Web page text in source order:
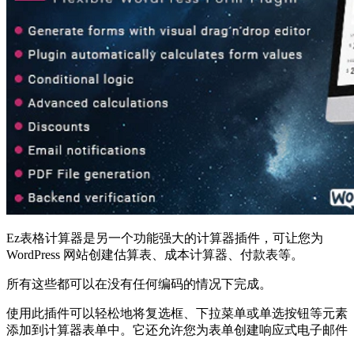
Ez表格计算器是另一个功能强大的计算器插件，可让您为
WordPress 网站创建估算表、成本计算器、付款表等。
所有这些都可以在没有任何编码的情况下完成。
使用此插件可以轻松地将复选框、下拉菜单或单选按钮等元素
添加到计算器表单中。它还允许您为表单创建响应式电子邮件